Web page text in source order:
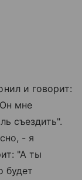
и говорит:
мне
съездить".
- я
"А ты
будет